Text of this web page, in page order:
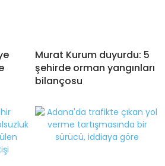
Murat Kurum duyurdu: 5
şehirde orman yangınları
bilançosu